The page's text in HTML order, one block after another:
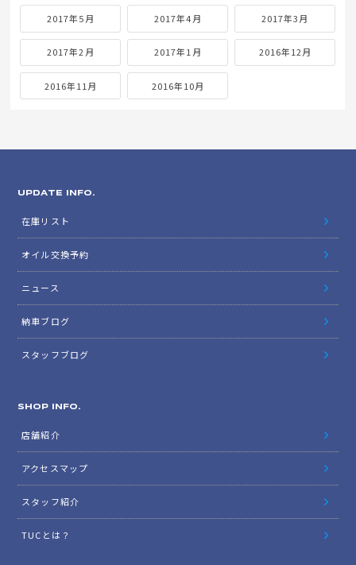
2017年5月 2017年4月 2017年3月
2017年2月 2017年1月 2016年12月
2016年11月 2016年10月
UPDATE INFO.
在庫リスト
オイル交換予約
ニュース
納車ブログ
スタッフブログ
SHOP INFO.
店舗紹介
アクセスマップ
スタッフ紹介
TUCとは？